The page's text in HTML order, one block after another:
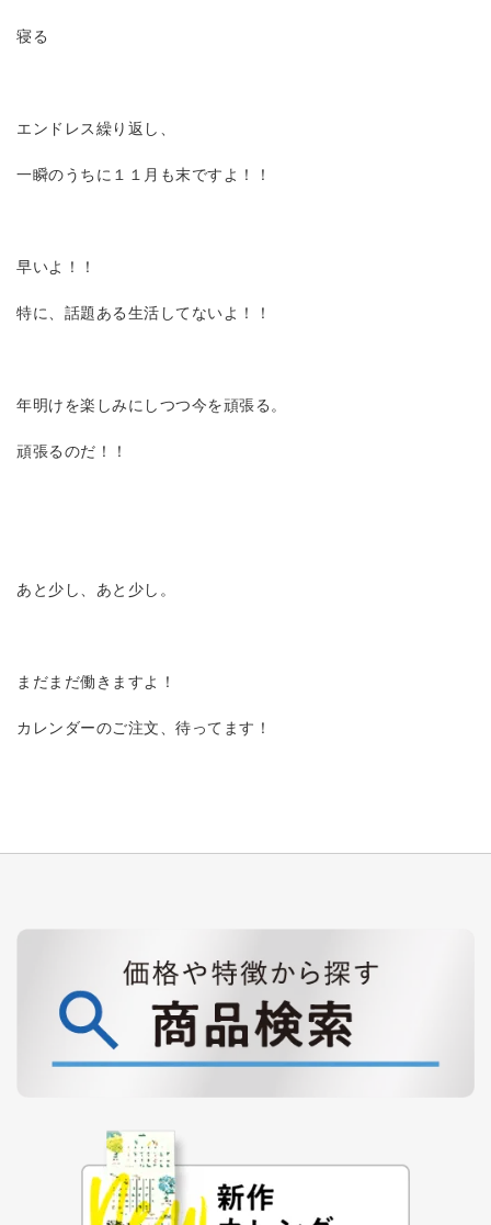
寝る
エンドレス繰り返し、
一瞬のうちに１１月も末ですよ！！
早いよ！！
特に、話題ある生活してないよ！！
年明けを楽しみにしつつ今を頑張る。
頑張るのだ！！
あと少し、あと少し。
まだまだ働きますよ！
カレンダーのご注文、待ってます！